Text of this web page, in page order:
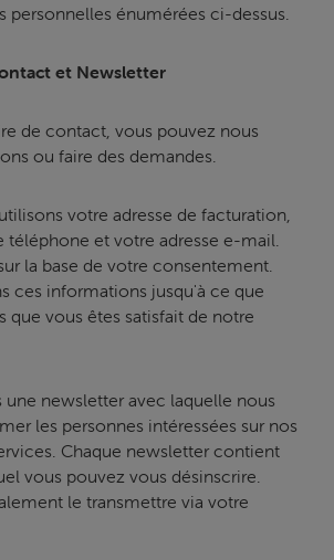
personnelles énumérées ci-dessus.
et Newsletter
de contact, vous pouvez nous
ou faire des demandes.
votre adresse de facturation,
et votre adresse e-mail.
la base de votre consentement.
ces informations jusqu'à ce que
que vous êtes satisfait de notre
une newsletter avec laquelle nous
les personnes intéressées sur nos
Chaque newsletter contient
vous pouvez vous désinscrire.
le transmettre via votre